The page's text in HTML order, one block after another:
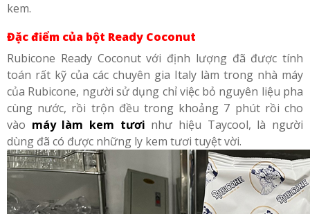
kem.
Đặc điểm của bột Ready Coconut
Rubicone Ready Coconutvới định lượng đã được tính
toán rất kỹ của các chuyên gia Italy làm trong nhà máy
của Rubicone, người sử dụng chỉ việc bỏ nguyên liệu pha
cùng nước, rồi trộn đều trong khoảng 7 phút rồi cho
vào máy làm kem tươi như hiệu Taycool, là người
dùng đã có được những ly kem tươi tuyệt vời.